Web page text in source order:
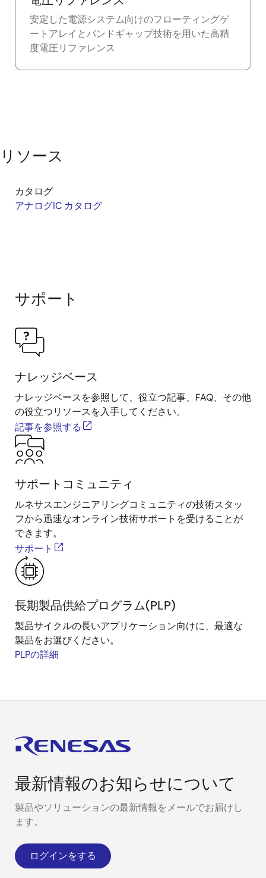
安定した電源システム向けのフローティングゲ
ートアレイとバンドギャップ技術を用いた高精
度電圧リファレンス
リソース
カタログ
アナログIC カタログ
サポート
ナレッジベース
ナレッジベースを参照して、役立つ記事、FAQ、その他
の役立つリソースを入手してください。
記事を参照する
サポートコミュニティ
ルネサスエンジニアリングコミュニティの技術スタッ
フから迅速なオンライン技術サポートを受けることが
できます。
サポート
長期製品供給プログラム(PLP)
製品サイクルの長いアプリケーション向けに、最適な
製品をお選びください。
PLPの詳細
最新情報のお知らせについて
製品やソリューションの最新情報をメールでお届けし
ます。
ログインをする